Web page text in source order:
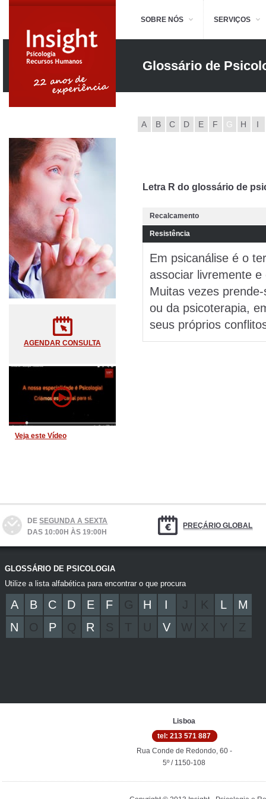
SOBRE NÓS SERVIÇOS
Glossário de
A B C D E F G H I
Letra R do glossário de
Recalcamento
Resistência
Em psicanálise é o
associar livremente
Muitas vezes
ou da psicoterapia,
seus próprios
AGENDAR CONSULTA
Veja este Vídeo
DESEGUNDA A SEXTA
DAS 10:00H ÀS 19:00H
PREÇÁRIO GLOBAL
GLOSSÁRIO DE PSICOLOGIA
Utilize a lista alfabética para encontrar o que procura
A B C D E F G H I K L
M
N
O P Q R S V W X Y Z
Lisboa
tel: 213 571 887
Rua Conde de Redondo, 60 -
5º / 1150-108